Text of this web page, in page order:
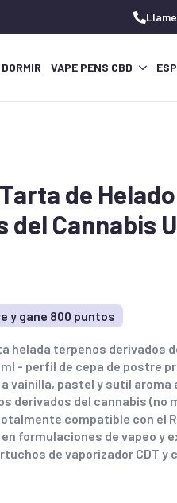
VAPE PENS CBD
de
del Cannabis
y gane 800 puntos
helada terpenos derivados
ml - perfil de cepa de postre
vainilla, pastel y sutil aroma
derivados del cannabis (no
compatible con el
en formulaciones de vapeo y
de vaporizador CDT y